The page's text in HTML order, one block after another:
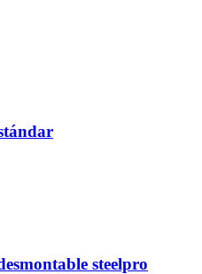
steelpro